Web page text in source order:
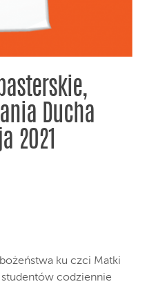
Ducha
2021
ku czci Matki
codziennie